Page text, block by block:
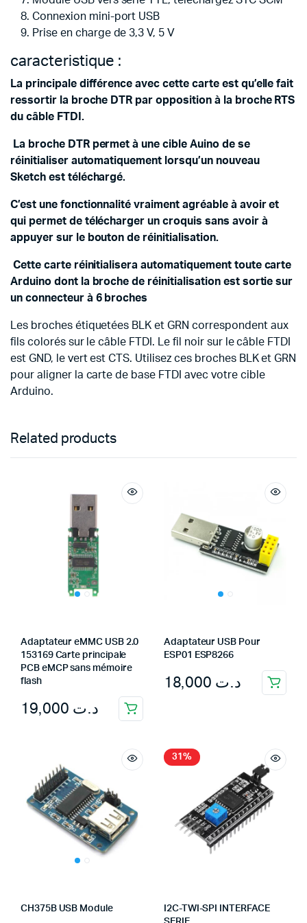
Connexion mini-port USB
Prise en charge de 3,3 V, 5 V
caracteristique :
La principale différence avec cette carte est qu’elle fait
ressortir la broche DTR par opposition à la broche RTS
du câble FTDI.
La broche DTR permet à une cible Auino de se
réinitialiser automatiquement lorsqu’un nouveau
Sketch est téléchargé.
C’est une fonctionnalité vraiment agréable à avoir et
qui permet de télécharger un croquis sans avoir à
appuyer sur le bouton de réinitialisation.
Cette carte réinitialisera automatiquement toute carte
Arduino dont la broche de réinitialisation est sortie sur
un connecteur à 6 broches
Les broches étiquetées BLK et GRN correspondent aux
fils colorés sur le câble FTDI. Le fil noir sur le câble FTDI
est GND, le vert est CTS. Utilisez ces broches BLK et GRN
pour aligner la carte de base FTDI avec votre cible
Arduino.
Related products
Adaptateur eMMC USB 2.0
153169 Carte principale
PCB eMCP sans mémoire
flash
د.ت
Adaptateur USB Pour
ESP01 ESP8266
د.ت
CH375B USB Module
31%
I2C-TWI-SPI INTERFACE